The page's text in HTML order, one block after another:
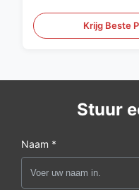
energieopslagKrijg Beste
Stuur
Naam *